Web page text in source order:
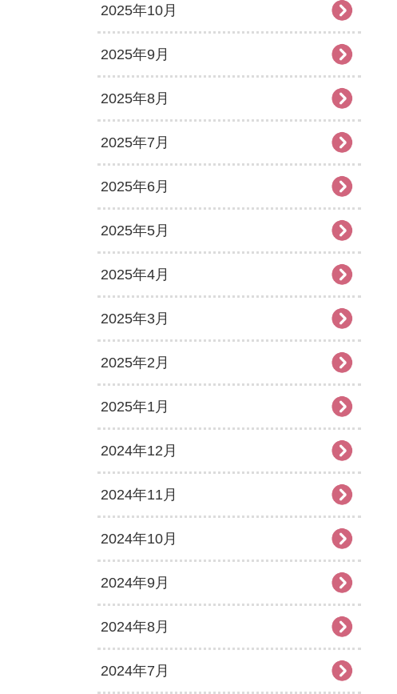
2025年10月
2025年9月
2025年8月
2025年7月
2025年6月
2025年5月
2025年4月
2025年3月
2025年2月
2025年1月
2024年12月
2024年11月
2024年10月
2024年9月
2024年8月
2024年7月